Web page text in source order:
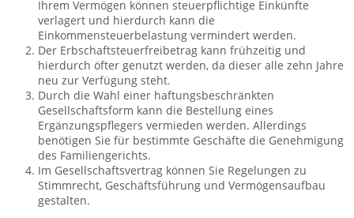
Ihrem Vermögen können steuerpflichtige Einkünfte
verlagert und hierdurch kann die
Einkommensteuerbelastung vermindert werden.
Der Erbschaftsteuerfreibetrag kann frühzeitig und
hierdurch öfter genutzt werden, da dieser alle zehn Jahre
neu zur Verfügung steht.
Durch die Wahl einer haftungsbeschränkten
Gesellschaftsform kann die Bestellung eines
Ergänzungspflegers vermieden werden. Allerdings
benötigen Sie für bestimmte Geschäfte die Genehmigung
des Familiengerichts.
Im Gesellschaftsvertrag können Sie Regelungen zu
Stimmrecht, Geschäftsführung und Vermögensaufbau
gestalten.